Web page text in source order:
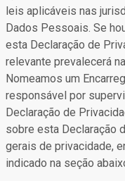
leis aplicáveis nas
Dados Pessoais. Se
esta Declaração de
relevante prevalecerá
Nomeamos um
responsável por
Declaração de
sobre esta Declaração
gerais de privacidade,
indicado na seção